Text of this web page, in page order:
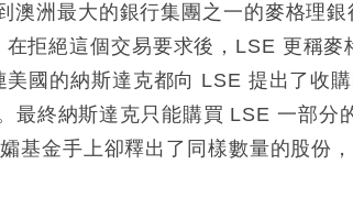
洲最大的銀行集團之一的麥格理銀
拒絕這個交易要求後，LSE 更稱麥
國的納斯達克都向 LSE 提出了收
最終納斯達克只能購買 LSE 一部分
基金手上卻釋出了同樣數量的股份，